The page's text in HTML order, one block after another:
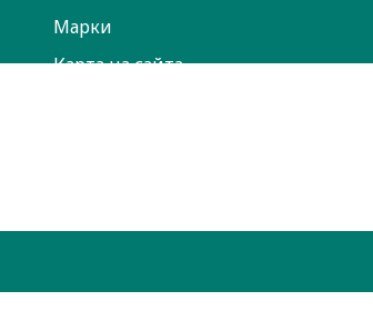
Марки
Карта на сайта